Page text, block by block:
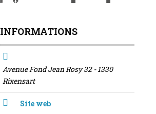
INFORMATIONS
Avenue Fond Jean Rosy 32 - 1330
Rixensart
Site web